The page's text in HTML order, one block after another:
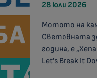
28 юли 2026
Мотото на
Световната
година, е
Let’s Break It